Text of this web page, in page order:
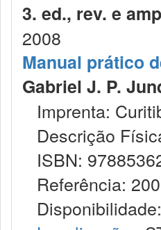
3. ed., rev. e
2008
Manual prático
Gabriel J. P.
Imprenta:
Descrição
ISBN:
Referência:
Disponibilidade: